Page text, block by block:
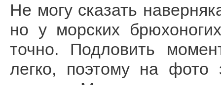
Не могу сказать
но у морских
точно. Подловить
легко, поэтому на фото